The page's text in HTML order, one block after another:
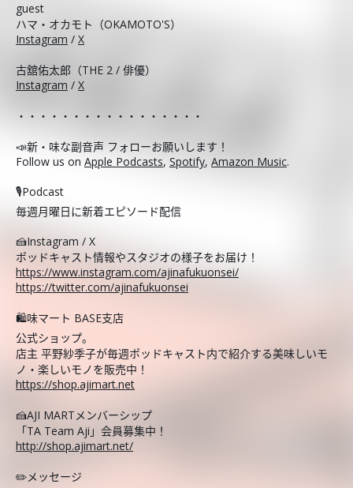
guest
ハマ・オカモト（OKAMOTO'S）
Instagram / X
古舘佑太郎（THE 2 / 俳優）
Instagram / X
・・・・・・・・・・・・・・・・・
📣新・味な副音声 フォローお願いします！
Follow us on Apple Podcasts, Spotify, Amazon Music.
🎙️Podcast
毎週月曜日に新着エピソード配信
🍰Instagram / X
ポッドキャスト情報やスタジオの様子をお届け！
https://www.instagram.com/ajinafukuonsei/
https://twitter.com/ajinafukuonsei
🛍️味マート BASE支店
公式ショップ。
店主 平野紗季子が毎週ポッドキャスト内で紹介する美味しいモ
ノ・楽しいモノを販売中！
https://shop.ajimart.net
🍰AJI MARTメンバーシップ
「TA Team Aji」会員募集中！
http://shop.ajimart.net/
✏️メッセージ